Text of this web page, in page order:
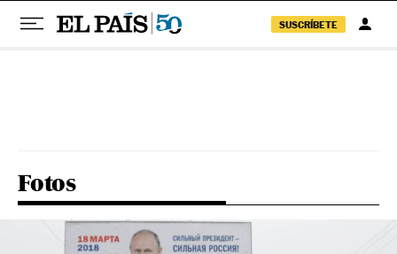
SUSCRÍBETE
Fotos